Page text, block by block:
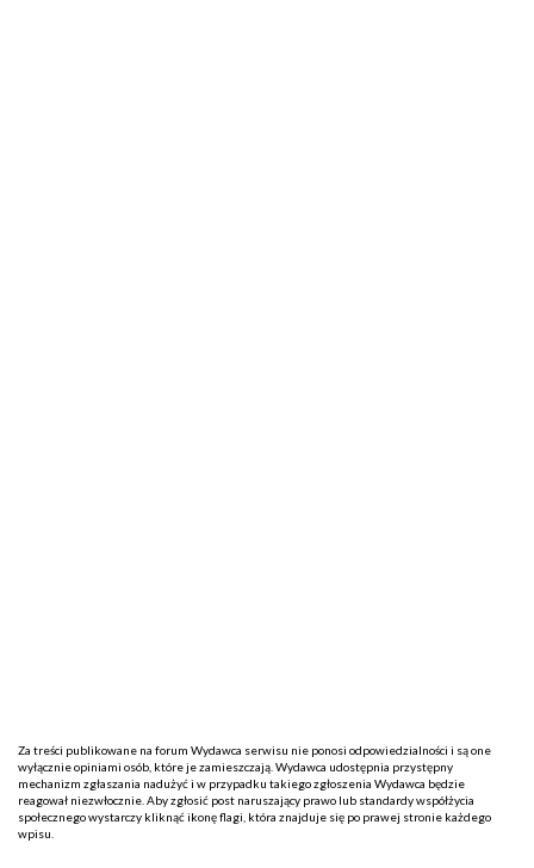
Za treści publikowane na forum Wydawca serwisu nie ponosi odpowiedzialności i są one
wyłącznie opiniami osób, które je zamieszczają. Wydawca udostępnia przystępny
mechanizm zgłaszania nadużyć i w przypadku takiego zgłoszenia Wydawca będzie
reagował niezwłocznie. Aby zgłosić post naruszający prawo lub standardy współżycia
społecznego wystarczy kliknąć ikonę flagi, która znajduje się po prawej stronie każdego
wpisu.